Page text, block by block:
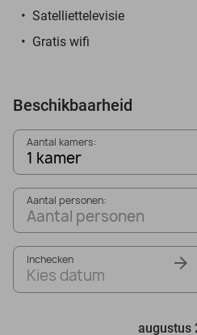
Satelliettelevisie
Gratis wifi
Beschikbaarheid
Aantal kamers:
1 kamer
Aantal personen:
Aantal personen
Inchecken
Kies datum
augustus